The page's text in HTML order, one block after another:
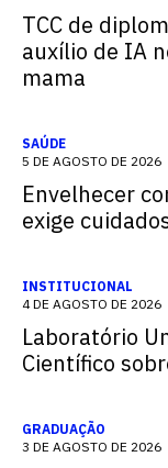
TCC de
auxílio de IA
mama
SAÚDE
5 DE AGOSTO DE 2026
Envelhecer
exige
INSTITUCIONAL
4 DE AGOSTO DE 2026
Laboratório
Científico
GRADUAÇÃO
3 DE AGOSTO DE 2026